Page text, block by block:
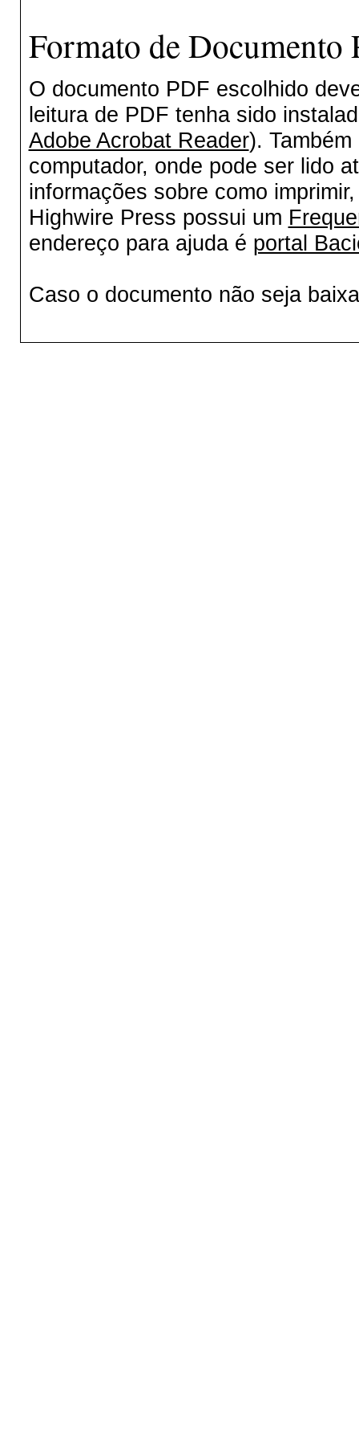
Formato de
O documento PDF escolhido
leitura de PDF tenha sido
Adobe Acrobat Reader).
computador, onde pode ser lido
informações sobre como
Highwire Press possui um
endereço para ajuda é portal
Caso o documento não seja